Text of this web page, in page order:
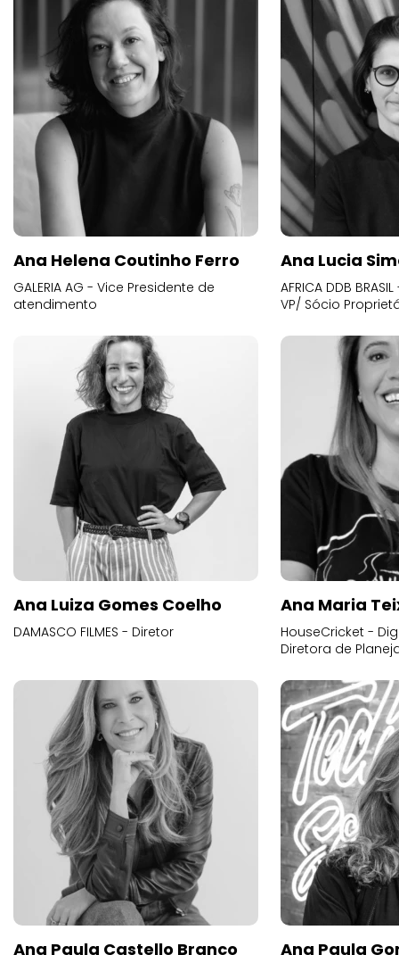
Ana Helena Coutinho Ferro
GALERIA AG - Vice Presidente de
atendimento
Ana Lucia
AFRICA DDB
VP/ Sócio
Ana Luiza Gomes Coelho
DAMASCO FILMES - Diretor
Ana Maria
HouseCricket -
Diretora de
Ana Paula Castello Branco
Ana Paula